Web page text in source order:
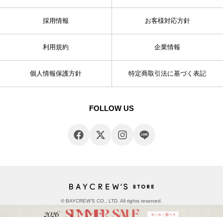
採用情報 お客様対応方針
利用規約 企業情報
個人情報保護方針 特定商取引法に基づく表記
FOLLOW US
© BAYCREW’S CO., LTD. All rights reserved.